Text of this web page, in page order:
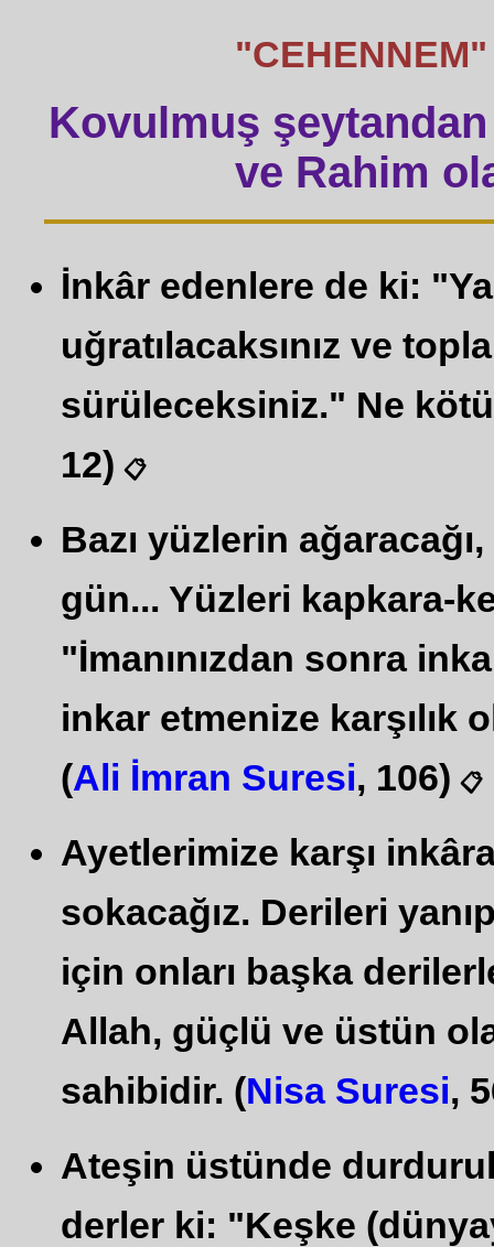
Kovulmuş şeytandan
ve Rahim
İnkâr edenlere de ki:
uğratılacaksınız ve
sürüleceksiniz." Ne
12) 📋
Bazı yüzlerin
gün... Yüzleri kapkara-
"İmanınızdan sonra
inkar etmenize karşılık
(Ali İmran Suresi, 106) 📋
Ayetlerimize karşı
sokacağız. Derileri
için onları başka
Allah, güçlü ve üstün
sahibidir. (Nisa Suresi,
Ateşin üstünde
derler ki: "Keşke